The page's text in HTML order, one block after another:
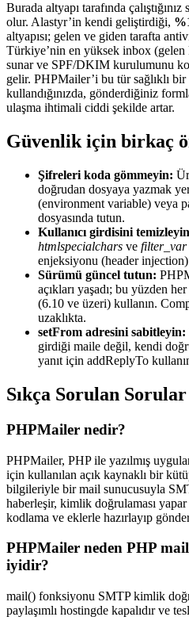
Burada altyapı tarafında
olur. Alastyr’in kendi geliştirdiği,
altyapısı; gelen ve giden tarafta
Türkiye’nin en yüksek inbox (gelen
sunar ve SPF/DKIM kurulumunu
gelir. PHPMailer’i bu tür sağlıklı
kullandığınızda, gönderdiğiniz
ulaşma ihtimali ciddi şekilde artar.
Güvenlik için birkaç
Şifreleri koda gömmeyin:
doğrudan dosyaya yazmak
(environment variable) veya
dosyasında tutun.
Kullanıcı girdisini
htmlspecialchars ve filter_var
enjeksiyonu (header injection)
Sürümü güncel tutun:
açıkları yaşadı; bu yüzden
(6.10 ve üzeri) kullanın.
uzaklıkta.
setFrom adresini sabitleyin:
girdiği maile değil, kendi
yanıt için addReplyTo
Sıkça Sorulan Sorular
PHPMailer nedir?
PHPMailer, PHP ile yazılmış
için kullanılan açık kaynaklı bir
bilgileriyle bir mail sunucusuyla
haberleşir, kimlik doğrulaması yapar
kodlama ve eklerle hazırlayıp
PHPMailer neden PHP
iyidir?
mail() fonksiyonu SMTP kimlik
paylaşımlı hostingde kapalıdır ve